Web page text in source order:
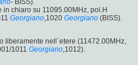
- BISS).
in chiaro su 11095.00MHz, pol.H
Georgiano,1020 Georgiano (BISS).
liberamente nell´etere (11472.00MHz,
1011 Georgiano,1012).